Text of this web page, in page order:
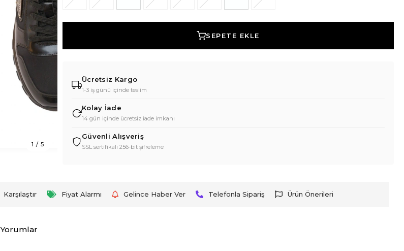
1 / 5
SEPETE EKLE
Ücretsiz Kargo
1-3 iş günü içinde teslim
Kolay İade
14 gün içinde ücretsiz iade imkanı
Güvenli Alışveriş
SSL sertifikalı 256-bit şifreleme
Karşılaştır Fiyat Alarmı Gelince Haber Ver Telefonla Sipariş Ürün Önerileri
Yorumlar